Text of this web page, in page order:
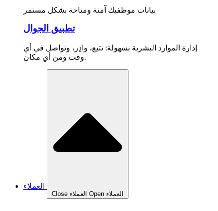
بيانات موظفيك آمنة ومتاحة بشكل مستمر
تطبيق الجوال
إدارة الموارد البشرية بسهولة: تتبع، وادِر، وتواصل في أي
وقت ومن أي مكان.
Close العملاء Open العملاء